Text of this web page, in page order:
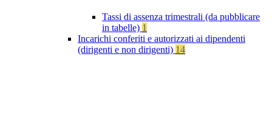
Tassi di assenza trimestrali (da pubblicare
in tabelle) 1
Incarichi conferiti e autorizzati ai dipendenti
(dirigenti e non dirigenti) 14